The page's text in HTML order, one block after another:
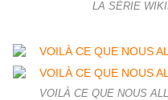
LA SÉRIE
VOILÀ CE QUE NOUS